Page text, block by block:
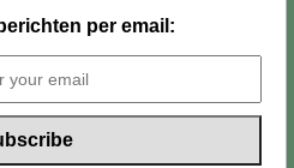
per email: